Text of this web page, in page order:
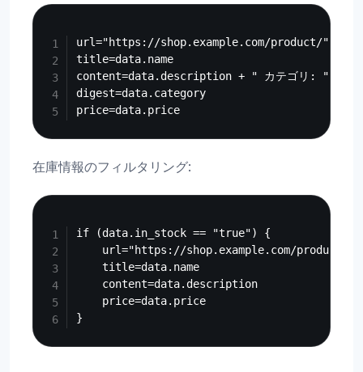
url="https://shop.example.com/product/" +
title=data.name
content=data.description + " カテゴリ: " +
digest=data.category
在庫情報のフィルタリング:
if (data.in_stock == "true") {
url="https://shop.example.com/product/"
    title=data.name
    content=data.description
    price=data.price